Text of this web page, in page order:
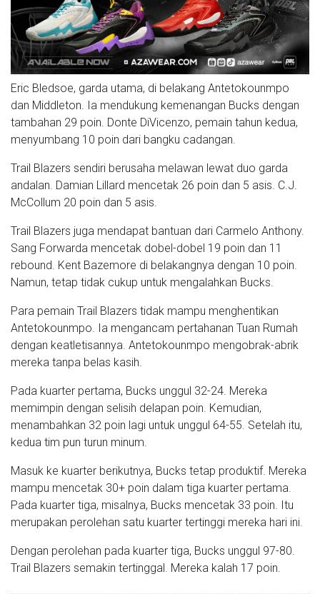
Eric Bledsoe, garda utama, di belakang Antetokounmpo
dan Middleton. Ia mendukung kemenangan Bucks dengan
tambahan 29 poin. Donte DiVicenzo, pemain tahun kedua,
menyumbang 10 poin dari bangku cadangan.
Trail Blazers sendiri berusaha melawan lewat duo garda
andalan. Damian Lillard mencetak 26 poin dan 5 asis. C.J.
McCollum 20 poin dan 5 asis.
Trail Blazers juga mendapat bantuan dari Carmelo Anthony.
Sang Forwarda mencetak dobel-dobel 19 poin dan 11
rebound. Kent Bazemore di belakangnya dengan 10 poin.
Namun, tetap tidak cukup untuk mengalahkan Bucks.
Para pemain Trail Blazers tidak mampu menghentikan
Antetokounmpo. Ia mengancam pertahanan Tuan Rumah
dengan keatletisannya. Antetokounmpo mengobrak-abrik
mereka tanpa belas kasih.
Pada kuarter pertama, Bucks unggul 32-24. Mereka
memimpin dengan selisih delapan poin. Kemudian,
menambahkan 32 poin lagi untuk unggul 64-55. Setelah itu,
kedua tim pun turun minum.
Masuk ke kuarter berikutnya, Bucks tetap produktif. Mereka
mampu mencetak 30+ poin dalam tiga kuarter pertama.
Pada kuarter tiga, misalnya, Bucks mencetak 33 poin. Itu
merupakan perolehan satu kuarter tertinggi mereka hari ini.
Dengan perolehan pada kuarter tiga, Bucks unggul 97-80.
Trail Blazers semakin tertinggal. Mereka kalah 17 poin.